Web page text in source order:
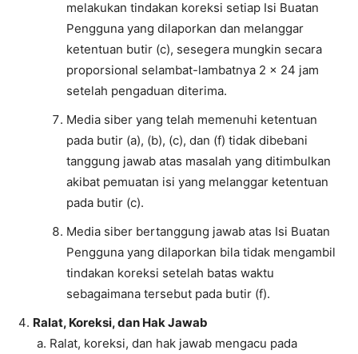
melakukan tindakan koreksi setiap Isi Buatan
Pengguna yang dilaporkan dan melanggar
ketentuan butir (c), sesegera mungkin secara
proporsional selambat-lambatnya 2 x 24 jam
setelah pengaduan diterima.
Media siber yang telah memenuhi ketentuan
pada butir (a), (b), (c), dan (f) tidak dibebani
tanggung jawab atas masalah yang ditimbulkan
akibat pemuatan isi yang melanggar ketentuan
pada butir (c).
Media siber bertanggung jawab atas Isi Buatan
Pengguna yang dilaporkan bila tidak mengambil
tindakan koreksi setelah batas waktu
sebagaimana tersebut pada butir (f).
Ralat, Koreksi, dan Hak Jawab
Ralat, koreksi, dan hak jawab mengacu pada